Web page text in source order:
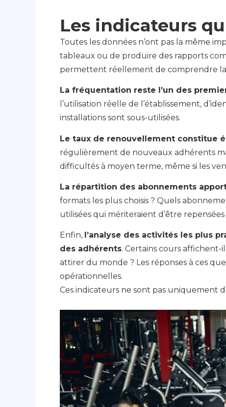
Les indicateurs
Toutes les données n’ont pas la même
tableaux ou de produire des rapports
permettent réellement de comprendre
La fréquentation reste l’un des
l’utilisation réelle de l’établissement,
installations sont sous-utilisées.
Le taux de renouvellement constitue
régulièrement de nouveaux adhérents
difficultés à moyen terme, même si les
La répartition des abonnements
formats les plus choisis ? Quels
utilisées qui mériteraient d’être repensées
Enfin, l’analyse des activités les plus
des adhérents. Certains cours affichent-
attirer du monde ? Les réponses à ces
opérationnelles.
Ces indicateurs ne sont pas uniquement